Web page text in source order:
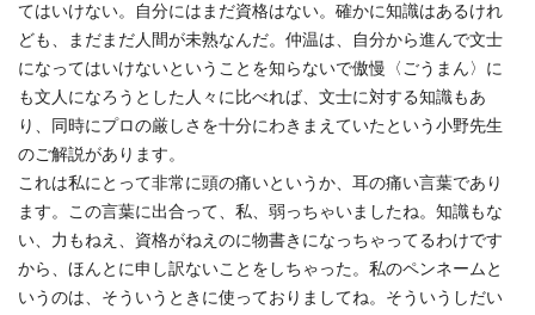
てはいけない。自分にはまだ資格はない。確かに知識はあるけれ
ども、まだまだ人間が未熟なんだ。仲温は、自分から進んで文士
になってはいけないということを知らないで傲慢〈ごうまん〉に
も文人になろうとした人々に比べれば、文士に対する知識もあ
り、同時にプロの厳しさを十分にわきまえていたという小野先生
のご解説があります。
これは私にとって非常に頭の痛いというか、耳の痛い言葉であり
ます。この言葉に出合って、私、弱っちゃいましたね。知識もな
い、力もねえ、資格がねえのに物書きになっちゃってるわけです
から、ほんとに申し訳ないことをしちゃった。私のペンネームと
いうのは、そういうときに使っておりましてね。そういうしだい